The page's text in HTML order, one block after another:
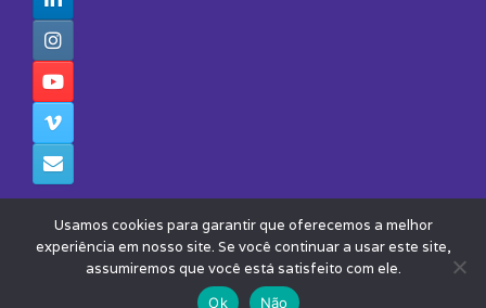
© 2026 - Todos os Direitos Reservados - Instituto Avisa Lá
Theme by
SiteOrigin
Usamos cookies para garantir que oferecemos a melhor
experiência em nosso site. Se você continuar a usar este site,
assumiremos que você está satisfeito com ele.
Ok Não